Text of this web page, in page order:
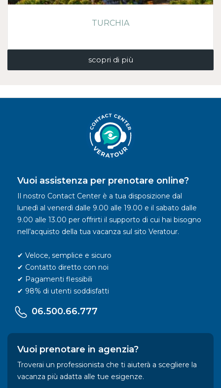
TURCHIA
scopri di più
Vuoi assistenza per prenotare online?
Il nostro Contact Center è a tua disposizione dal
lunedì al venerdì dalle 9.00 alle 19.00 e il sabato dalle
9.00 alle 13.00 per offrirti il supporto di cui hai bisogno
nell’acquisto della tua vacanza sul sito Veratour.
✔ Veloce, semplice e sicuro
✔ Contatto diretto con noi
✔ Pagamenti flessibili
✔ 98% di utenti soddisfatti
06.500.66.777
Vuoi prenotare in agenzia?
Troverai un professionista che ti aiuterà a scegliere la
vacanza più adatta alle tue esigenze.